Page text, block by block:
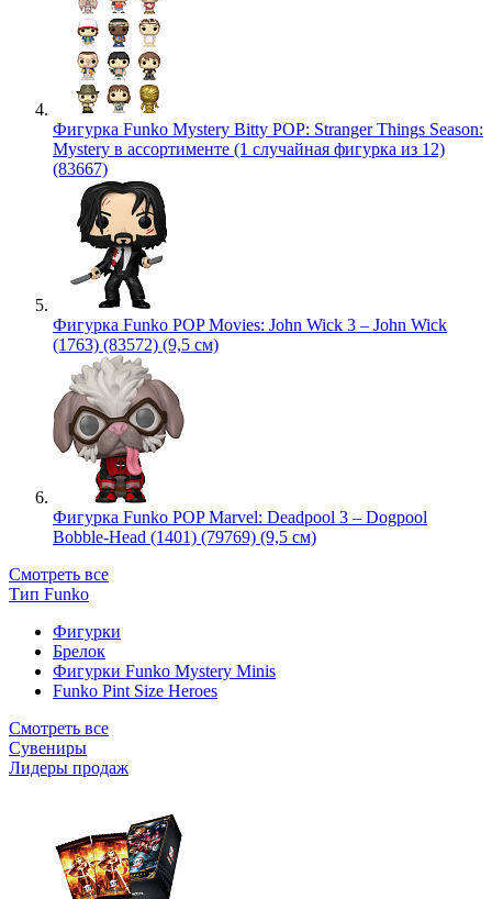
Фигурка Funko Mystery Bitty POP: Stranger Things Season:
Mystery в ассортименте (1 случайная фигурка из 12)
(83667)
Фигурка Funko POP Movies: John Wick 3 – John Wick
(1763) (83572) (9,5 см)
Фигурка Funko POP Marvel: Deadpool 3 – Dogpool
Bobble-Head (1401) (79769) (9,5 см)
Смотреть все
Тип Funko
Фигурки
Брелок
Фигурки Funko Mystery Minis
Funko Pint Size Heroes
Смотреть все
Сувениры
Лидеры продаж